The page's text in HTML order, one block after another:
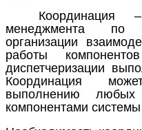
Координация –
менеджмента по
организации
работы
диспетчеризации
Координация
выполнению
компонентами